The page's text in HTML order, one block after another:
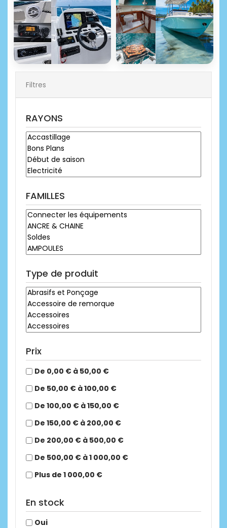
Filtres
RAYONS
FAMILLES
Type de produit
Prix
De 0,00 € à 50,00 €
De 50,00 € à 100,00 €
De 100,00 € à 150,00 €
De 150,00 € à 200,00 €
De 200,00 € à 500,00 €
De 500,00 € à 1 000,00 €
Plus de 1 000,00 €
En stock
Oui